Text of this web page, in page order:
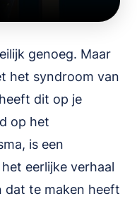
genoeg. Maar
het syndroom van
dit op je
op het
is een
eerlijke verhaal
dat te maken heeft